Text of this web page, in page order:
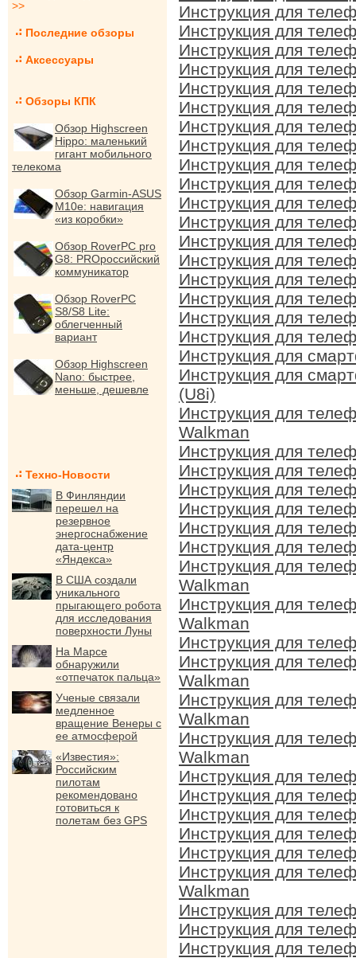
>>
Последние обзоры
Аксессуары
Обзоры КПК
Обзор Highscreen
Hippo: маленький
гигант мобильного
телекома
Обзор Garmin-ASUS
M10e: навигация
«из коробки»
Обзор RoverPC pro
G8: PROроссийский
коммуникатор
Обзор RoverPC
S8/S8 Lite:
облегченный
вариант
Обзор Highscreen
Nano: быстрее,
меньше, дешевле
Техно-Новости
В Финляндии
перешел на
резервное
энергоснабжение
дата-центр
«Яндекса»
В США создали
уникального
прыгающего робота
для исследования
поверхности Луны
На Марсе
обнаружили
«отпечаток пальца»
Ученые связали
медленное
вращение Венеры с
ее атмосферой
«Известия»:
Российским
пилотам
рекомендовано
готовиться к
полетам без GPS
Инструкция для
Инструкция для
Инструкция для
Инструкция для
Инструкция для
Инструкция для
Инструкция для
Инструкция для
Инструкция для
Инструкция для
Инструкция для
Инструкция для
Инструкция для
Инструкция для
Инструкция для
Инструкция для
Инструкция для
Инструкция для
Инструкция для
Инструкция для
(U8i)
Инструкция для
Walkman
Инструкция для
Инструкция для
Инструкция для
Инструкция для
Инструкция для
Инструкция для
Инструкция для
Walkman
Инструкция для
Walkman
Инструкция для
Инструкция для
Walkman
Инструкция для
Walkman
Инструкция для
Walkman
Инструкция для
Инструкция для
Инструкция для
Инструкция для
Инструкция для
Инструкция для
Walkman
Инструкция для
Инструкция для
Инструкция для